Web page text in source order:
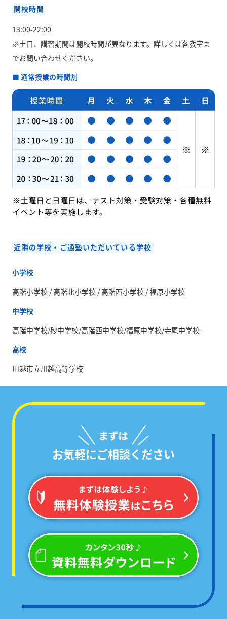
開校時間
13:00-22:00
※土日、講習期間は開校時間が異なります。 詳しくは各教室ま
でお問い合わせください。
■ 通常授業の時間割
近隣の学校・ご通塾いただいている学校
小学校
高階小学校 / 高階北小学校 / 高階西小学校 / 福原小学校
中学校
高階中学校/砂中学校/高階西中学校/福原中学校/寺尾中学校
高校
川越市立川越高等学校
お気軽にご相談ください